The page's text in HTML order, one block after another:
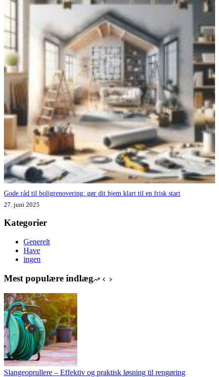
Gode råd til boligrenovering: gør dit hjem klart til en frisk start
27. juni 2025
Kategorier
Generelt
Have
ingen
Mest populære indlæg
Slangeoprullere – Effektiv og praktisk løsning til rengøring